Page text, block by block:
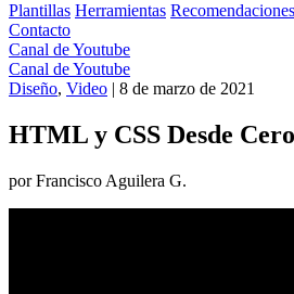
Plantillas Herramientas Recomendaciones
Contacto
Canal de Youtube
Canal de Youtube
Diseño, Video | 8 de marzo de 2021
HTML y CSS Desde
por Francisco Aguilera G.